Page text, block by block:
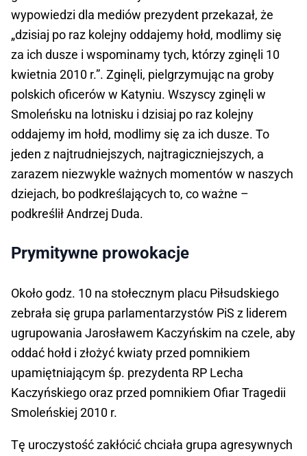
wypowiedzi dla mediów prezydent przekazał, że
„dzisiaj po raz kolejny oddajemy hołd, modlimy się
za ich dusze i wspominamy tych, którzy zginęli 10
kwietnia 2010 r.”. Zginęli, pielgrzymując na groby
polskich oficerów w Katyniu. Wszyscy zginęli w
Smoleńsku na lotnisku i dzisiaj po raz kolejny
oddajemy im hołd, modlimy się za ich dusze. To
jeden z najtrudniejszych, najtragiczniejszych, a
zarazem niezwykle ważnych momentów w naszych
dziejach, bo podkreślających to, co ważne –
podkreślił Andrzej Duda.
Prymitywne prowokacje
Około godz. 10 na stołecznym placu Piłsudskiego
zebrała się grupa parlamentarzystów PiS z liderem
ugrupowania Jarosławem Kaczyńskim na czele, aby
oddać hołd i złożyć kwiaty przed pomnikiem
upamiętniającym śp. prezydenta RP Lecha
Kaczyńskiego oraz przed pomnikiem Ofiar Tragedii
Smoleńskiej 2010 r.
Tę uroczystość zakłócić chciała grupa agresywnych